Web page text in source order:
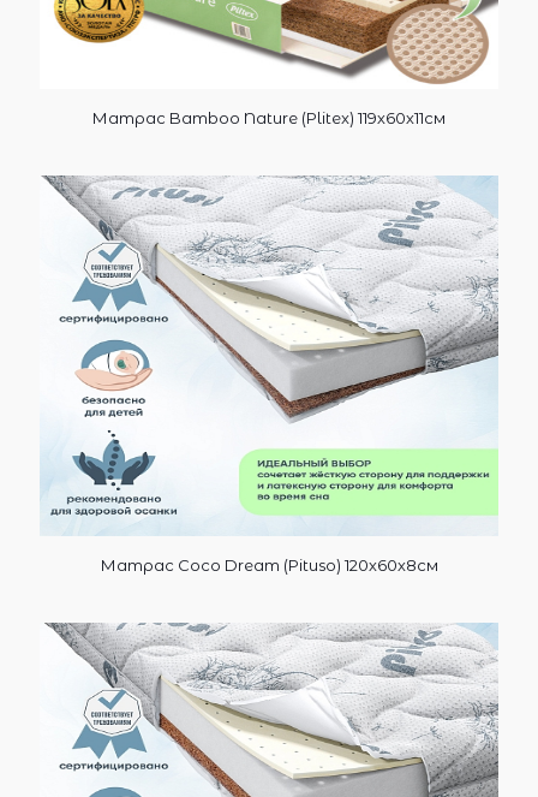
Матрас Bamboo Nature (Plitex) 119х60х11см
Матрас Coco Dream (Pituso) 120х60х8см